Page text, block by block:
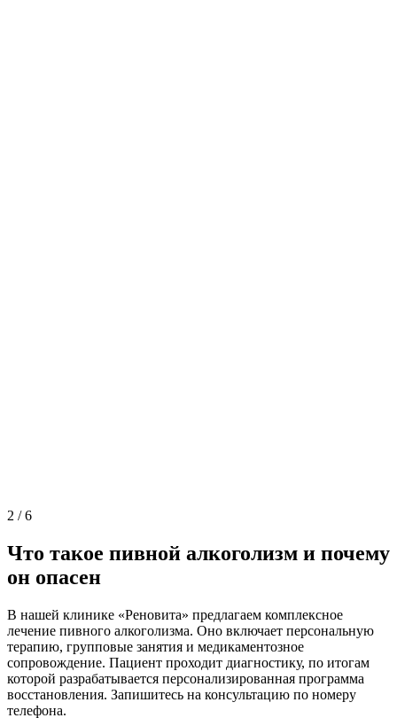
2 /6
Что такое пивной алкоголизм и почему
он опасен
В нашей клинике «Реновита» предлагаем комплексное
лечение пивного алкоголизма. Оно включает персональную
терапию, групповые занятия и медикаментозное
сопровождение. Пациент проходит диагностику, по итогам
которой разрабатывается персонализированная программа
восстановления. Запишитесь на консультацию по номеру
телефона.